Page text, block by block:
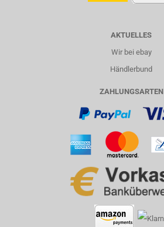
AKTUELLES
Wir bei ebay
Händlerbund
ZAHLUNGSARTEN